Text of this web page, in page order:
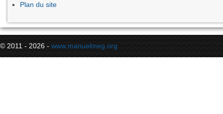
Plan du site
© 2011 - 2026 - www.manuelmeg.org